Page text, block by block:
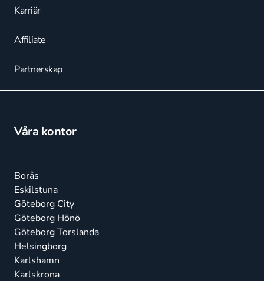
Karriär
Affiliate
Partnerskap
Våra kontor
Borås
Eskilstuna
Göteborg City
Göteborg Hönö
Göteborg Torslanda
Helsingborg
Karlshamn
Karlskrona